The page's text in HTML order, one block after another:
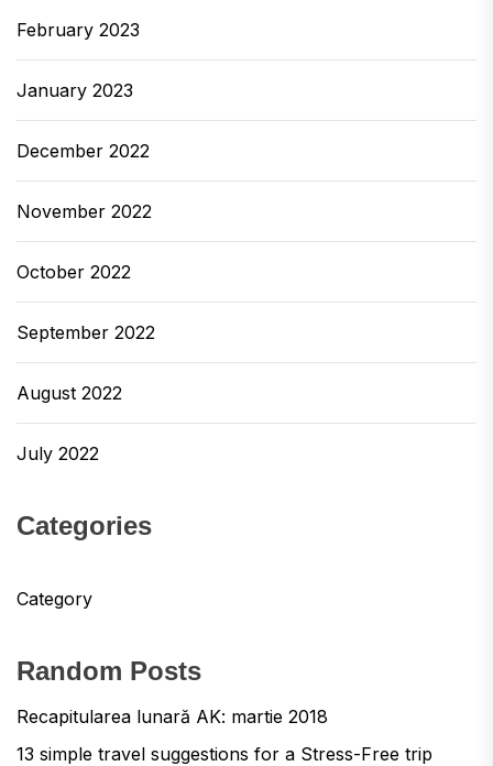
February 2023
January 2023
December 2022
November 2022
October 2022
September 2022
August 2022
July 2022
Categories
Category
Random Posts
Recapitularea lunară AK: martie 2018
13 simple travel suggestions for a Stress-Free trip